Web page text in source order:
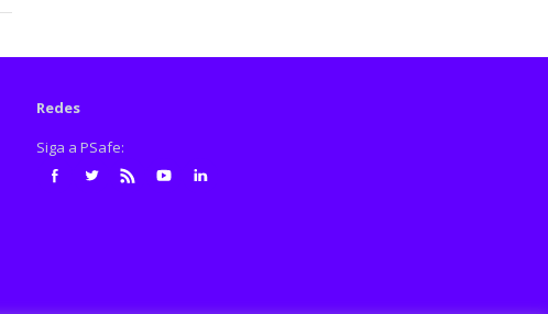
Redes
Siga a PSafe: